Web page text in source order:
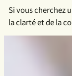
Si vous cherchez
la clarté et de la